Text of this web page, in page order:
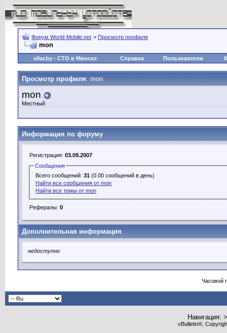
Форум World-Mobile.net > Просмотр профиля
mon
vilar.by - СТО в Минске Справка Пользователи
Просмотр профиля: mon
mon
Местный
Информация по форуму
Регистрация: 03.09.2007
Сообщения
Всего сообщений:31 (0.00 сообщений в день)
Найти все сообщения от mon
Найти все темы от mon
Рефералы: 0
Дополнительная информация
недоступно
Часовой
Навигация:
vBulletin®,